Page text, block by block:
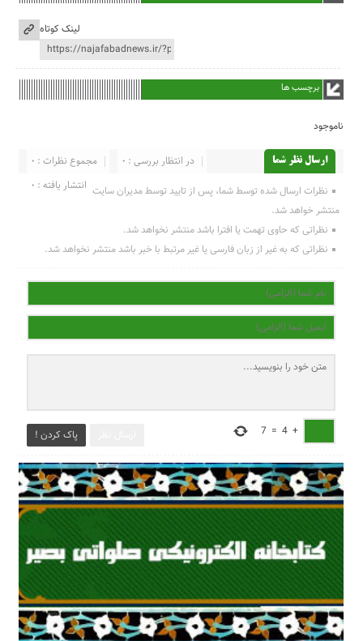
لینک کوتاه
برچسب ها
ناموجود
ارسال نظر شما مجموع نظرات : 0
در انتظار بررسی : 0
انتشار یافته : 0 نظرات ارسال شده توسط شما، پس از تایید توسط مدیران سایت
منتشر خواهد شد.
نظراتی که حاوی تهمت یا افترا باشد منتشر نخواهد شد.
نظراتی که به غیر از زبان فارسی یا غیر مرتبط با خبر باشد منتشر نخواهد شد.
پاک کردن ! +
4
=
7